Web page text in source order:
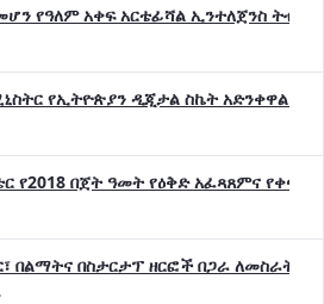
የዓለም አቀፍ አርቴፊሻል ኢንተለጀንስ
የኢትዮጵያን ዲጂታል ስኬት አድንቀዋል
የ2018 በጀት ዓመት የዕቅድ አፈጻጸምና
በልማትና በስታርታፕ ዘርፎች በጋራ ለመስራት